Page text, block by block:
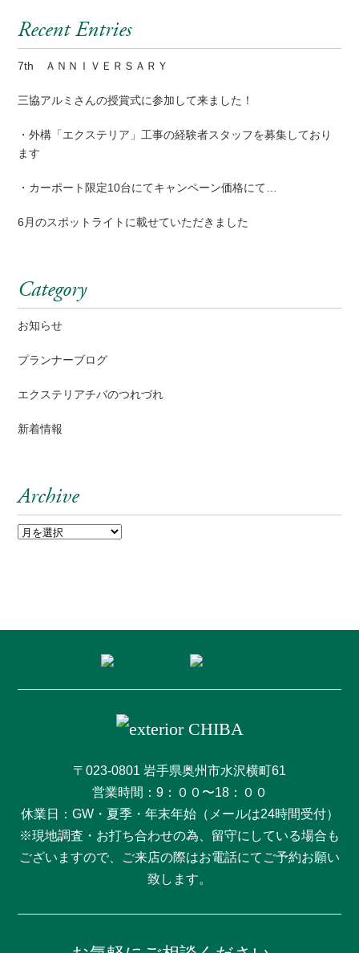
Recent Entries
7th ＡＮＮＩＶＥＲＳＡＲＹ
三協アルミさんの授賞式に参加して来ました！
・外構「エクステリア」工事の経験者スタッフを募集しており
ます
・カーポート限定10台にてキャンペーン価格にて…
6月のスポットライトに載せていただきました
Category
お知らせ
プランナーブログ
エクステリアチバのつれづれ
新着情報
Archive
〒023-0801 岩手県奥州市水沢横町61
営業時間：9：００〜18：００
休業日：GW・夏季・年末年始（メールは24時間受付）
※現地調査・お打ち合わせの為、留守にしている場合も
ございますので、ご来店の際はお電話にてご予約お願い
致します。